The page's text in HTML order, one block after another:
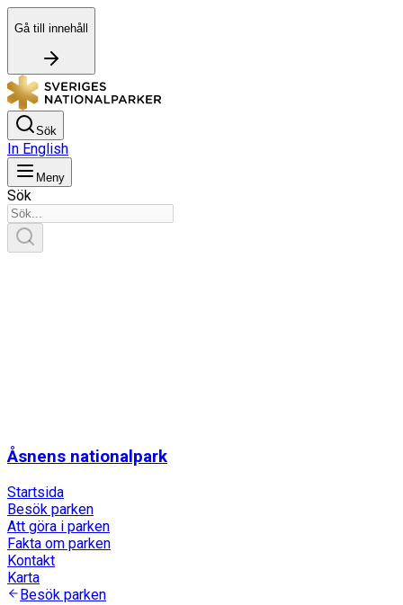
Gå till innehåll
Sök
In English
Meny
Sök
Åsnens nationalpark
Startsida
Besök parken
Att göra i parken
Fakta om parken
Kontakt
Karta
Besök parken